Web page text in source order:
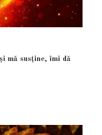
mă susține, îmi dă